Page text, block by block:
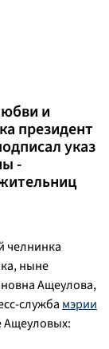
и
президент
указ
-
челнинка
ныне
Ащеулова,
служба мэрии
Ащеуловых: